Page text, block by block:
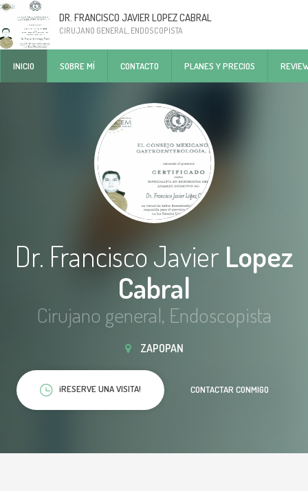
DR. FRANCISCO JAVIER LOPEZ CABRAL
CIRUJANO GENERAL, ENDOSCOPISTA
INICIO SOBRE MÍ CONTACTO PLANES Y PRECIOS
Dr. Francisco Javier Lopez
Cabral
Cirujano general, Endoscopista
ZAPOPAN
¡RESERVE UNA VISITA! CONTACTAR CONMIGO